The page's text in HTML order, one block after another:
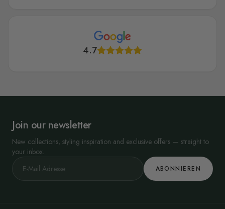
4.7
Join our newsletter
New collections, styling inspiration and exclusive offers — straight to
your inbox.
ABONNIEREN